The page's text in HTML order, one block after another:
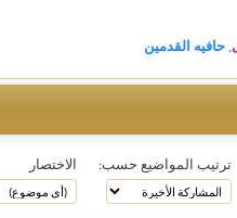
, حافيه القدمين
ترتيب المواضيع حسب: الاختصار